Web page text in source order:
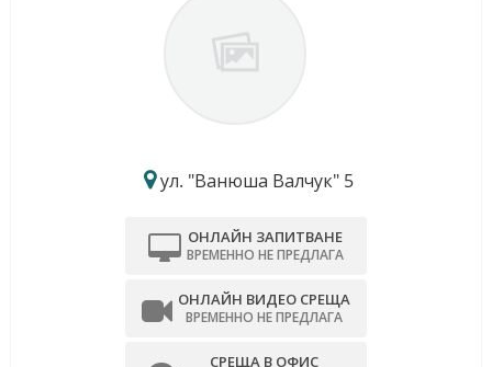
ул. "Ванюша Валчук" 5
ОНЛАЙН ЗАПИТВАНЕ
ВРЕМЕННО НЕ ПРЕДЛАГА
ОНЛАЙН ВИДЕО СРЕЩА
ВРЕМЕННО НЕ ПРЕДЛАГА
СРЕЩА В ОФИС